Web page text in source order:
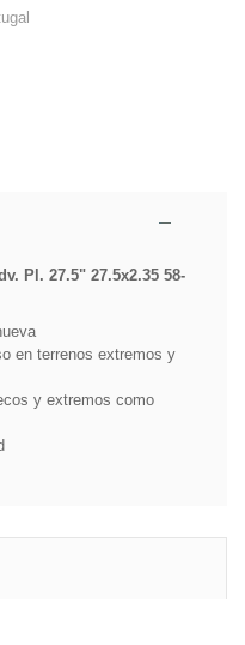
Pl. 27.5" 27.5x2.35 58-
en terrenos extremos y
y extremos como